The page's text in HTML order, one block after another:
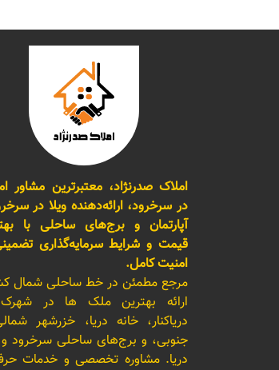
املاک صدرنژاد، معتبرترین مشاور
در سرخرود، ارائه‌دهنده ویلا در
آپارتمان و برج‌های ساحلی با
قیمت و شرایط سرمایه‌گذاری
امنیت کامل.
مرجع مطمئن در خط ساحلی شمال
ارائه بهترین ملک ها در
دریاکنار، خانه دریا، خزرشهر
جنوبی، و برج‌های ساحلی سرخرود
دریا. مشاوره تخصصی و خدمات